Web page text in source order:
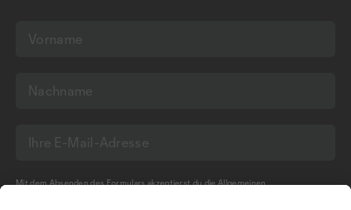
Mit dem Absenden des Formulars akzeptierst du dieAllgemeinen